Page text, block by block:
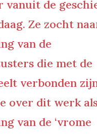
vanuit de
Ze zocht
van de
die met de
verbonden
over dit werk
van de ‘vrome